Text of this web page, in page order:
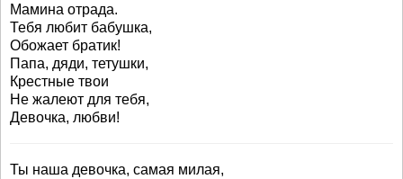
Мамина отрада.
Тебя любит бабушка,
Обожает братик!
Папа, дяди, тетушки,
Крестные твои
Не жалеют для тебя,
Девочка, любви!
Ты наша девочка, самая милая,